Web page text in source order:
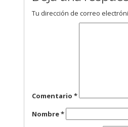
Tu dirección de correo
Comentario*
Nombre*